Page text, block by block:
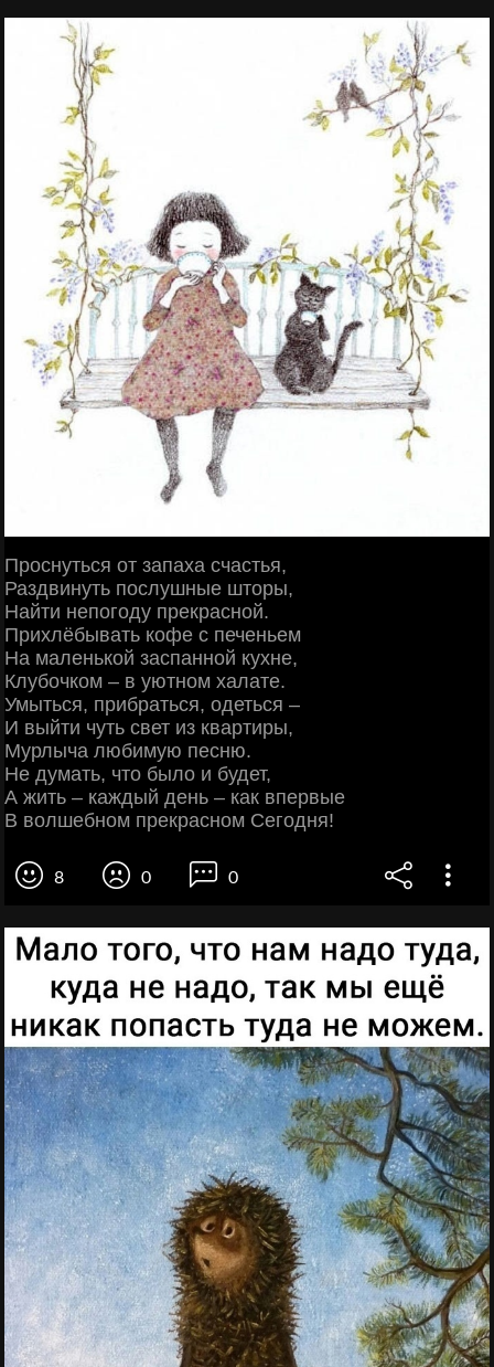
Проснуться от запаха счастья,
Раздвинуть послушные шторы,
Найти непогоду прекрасной.
Прихлёбывать кофе с печеньем
На маленькой заспанной кухне,
Клубочком – в уютном халате.
Умыться, прибраться, одеться –
И выйти чуть свет из квартиры,
Мурлыча любимую песню.
Не думать, что было и будет,
А жить – каждый день – как впервые
В волшебном прекрасном Сегодня!
8 0 0